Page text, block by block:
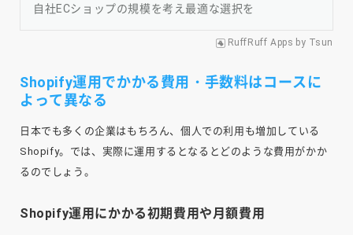
自社ECショップの規模を考え最適な選択を
RuffRuff Apps by Tsun
Shopify運用でかかる費用・手数料はコースに
よって異なる
日本でも多くの企業はもちろん、個人での利用も増加している
Shopify。では、実際に運用するとなるとどのような費用がかか
るのでしょう。
Shopify運用にかかる初期費用や月額費用